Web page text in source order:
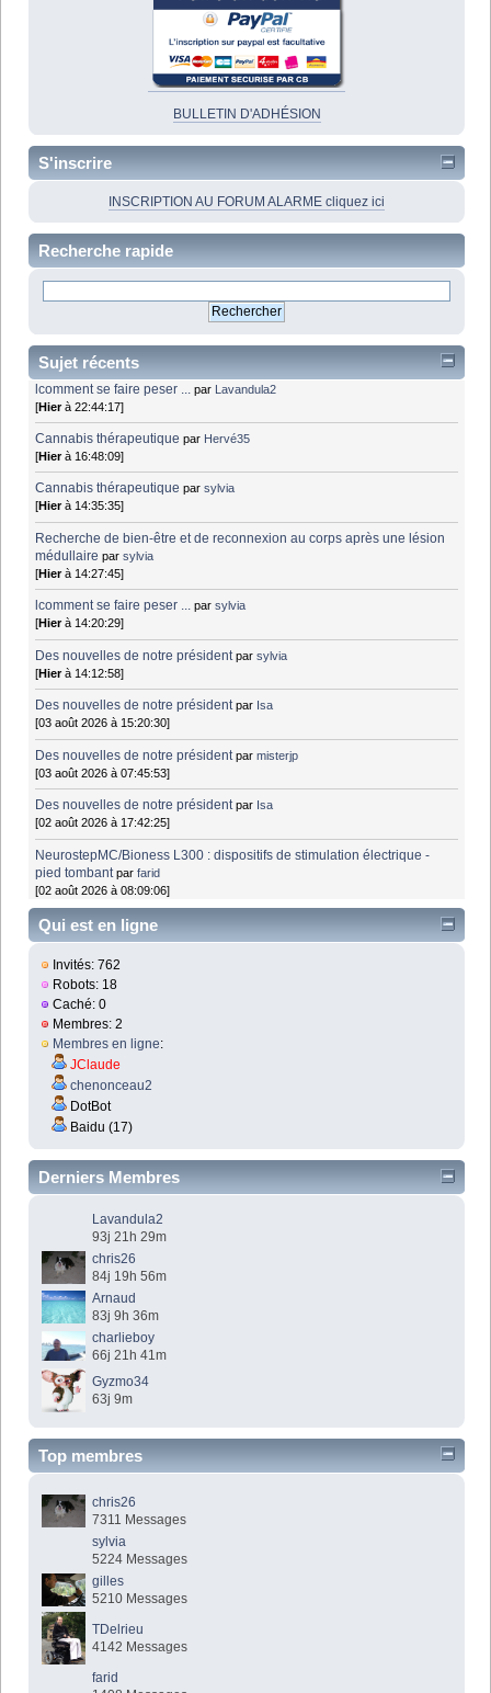
BULLETIN D'ADHÉSION
S'inscrire
INSCRIPTION AU FORUM ALARME cliquez ici
Recherche rapide
Sujet récents
lcomment se faire peser ... par Lavandula2
[Hierà 22:44:17]
Cannabis thérapeutique par Hervé35
[Hierà 16:48:09]
Cannabis thérapeutique parsylvia
[Hierà 14:35:35]
Recherche de bien-être et de reconnexion au corps après une lésion
médullaire parsylvia
[Hierà 14:27:45]
lcomment se faire peser ... parsylvia
[Hierà 14:20:29]
Des nouvelles de notre président parsylvia
[Hierà 14:12:58]
Des nouvelles de notre président par Isa
[03 août 2026 à 15:20:30]
Des nouvelles de notre président parmisterjp
[03 août 2026 à 07:45:53]
Des nouvelles de notre président par Isa
[02 août 2026 à 17:42:25]
NeurostepMC/Bioness L300 : dispositifs de stimulation électrique -
pied tombant parfarid
[02 août 2026 à 08:09:06]
Qui est en ligne
Invités: 762
Robots: 18
Caché: 0
Membres: 2
Membres en ligne:
JClaude
chenonceau2
DotBot
Baidu (17)
Derniers Membres
Lavandula2
93j 21h 29m
chris26
84j 19h 56m
Arnaud
83j 9h 36m
charlieboy
66j 21h 41m
Gyzmo34
63j 9m
Top membres
chris26
7311 Messages
sylvia
5224 Messages
gilles
5210 Messages
TDelrieu
4142 Messages
farid